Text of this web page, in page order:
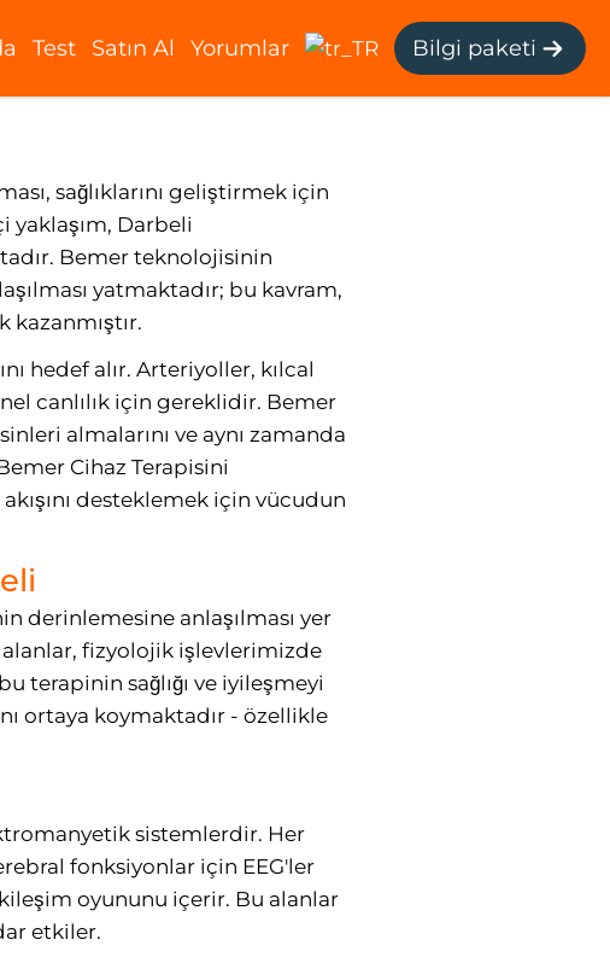
Test Satın Al Yorumlar Bilgi paketi
Nasıl
sağlıklarını geliştirmek için
yaklaşım, Darbeli
Bemer teknolojisinin
yatmaktadır; bu kavram,
kazanmıştır.
hedef alır. Arteriyoller, kılcal
canlılık için gereklidir. Bemer
almalarını ve aynı zamanda
Cihaz Terapisini
desteklemek için vücudun
derinlemesine anlaşılması yer
fizyolojik işlevlerimizde
terapinin sağlığı ve iyileşmeyi
ortaya koymaktadır - özellikle
sistemlerdir. Her
fonksiyonlar için EEG'ler
oyununu içerir. Bu alanlar
etkiler.